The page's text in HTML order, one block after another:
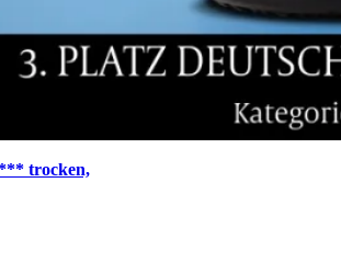
trocken,